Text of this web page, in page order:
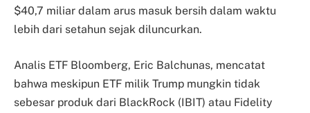
$40,7 miliar dalam arus masuk bersih dalam waktu
lebih dari setahun sejak diluncurkan.
Analis ETF Bloomberg, Eric Balchunas, mencatat
bahwa meskipun ETF milik Trump mungkin tidak
sebesar produk dari BlackRock (IBIT) atau Fidelity